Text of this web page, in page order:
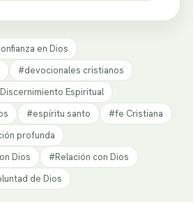
en Dios
#devocionales cristianos
Espiritual
#espíritu santo
#fe Cristiana
profunda
Dios
#Relación con Dios
de Dios